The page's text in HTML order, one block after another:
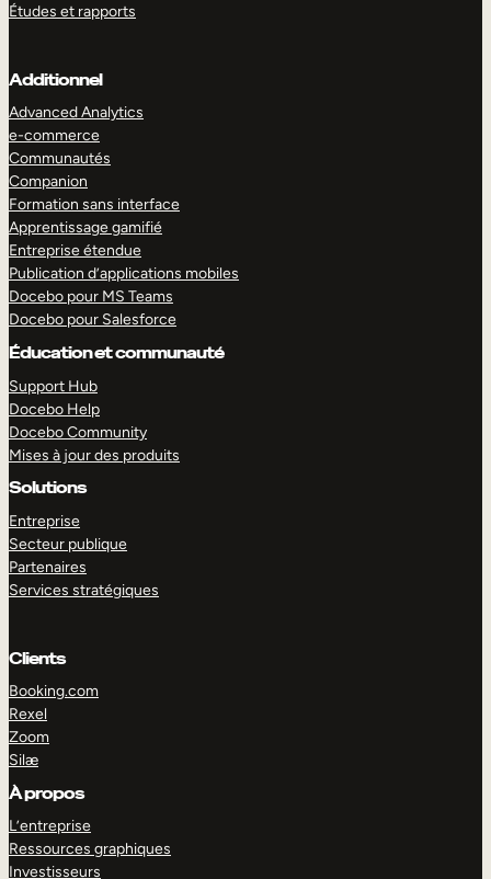
Études et rapports
Additionnel
Advanced Analytics
e-commerce
Communautés
Companion
Formation sans interface
Apprentissage gamifié
Entreprise étendue
Publication d’applications mobiles
Docebo pour MS Teams
Docebo pour Salesforce
Éducation et communauté
Support Hub
Docebo Help
Docebo Community
Mises à jour des produits
Solutions
Entreprise
Secteur publique
Partenaires
Services stratégiques
Clients
Booking.com
Rexel
Zoom
Silæ
À propos
L’entreprise
Ressources graphiques
Investisseurs